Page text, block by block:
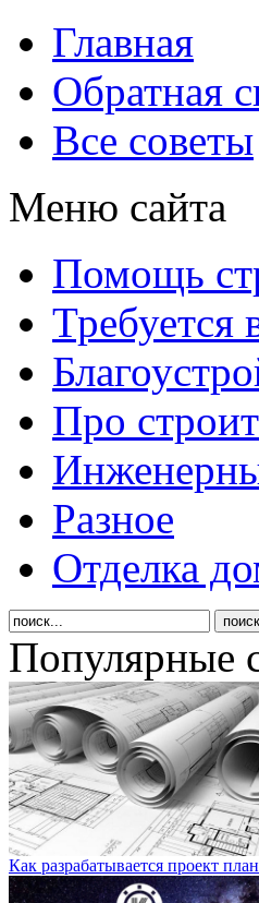
Главная
Обратная
Все советы
Меню сайта
Помощь
Требуется
Про
Разное
Отделка
Популярные
Как разрабатывается проект